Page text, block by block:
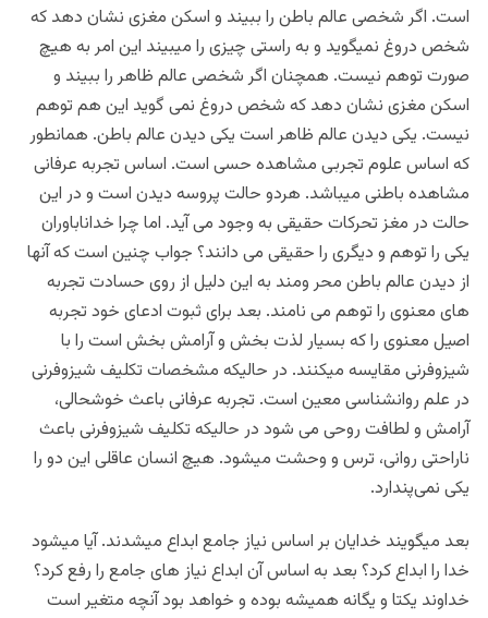
است. اگر شخصی عالم باطن را ببیند و اسکن مغزی نشان دهد که
شخص دروغ نمیگوید و به راستی چیزی را میبیند این امر به هیچ
صورت توهم نیست. همچنان اگر شخصی عالم ظاهر را ببیند و
اسکن مغزی نشان دهد که شخص دروغ نمی گوید این هم توهم
نیست. یکی دیدن عالم ظاهر است یکی دیدن عالم باطن. همانطور
که اساس علوم تجربی مشاهده حسی است. اساس تجربه عرفانی
مشاهده باطنی میباشد. هردو حالت پروسه دیدن است و در این
حالت در مغز تحرکات حقیقی به وجود می آید. اما چرا خداناباوران
یکی را توهم و دیگری را حقیقی می دانند؟ جواب چنین است که آنها
از دیدن عالم باطن محر ومند به این دلیل از روی حسادت تجربه
های معنوی را توهم می نامند. بعد برای ثبوت ادعای خود تجربه
اصیل معنوی را که بسیار لذت بخش و آرامش بخش است را با
شیزوفرنی مقایسه میکنند. در حالیکه مشخصات تکلیف شیزوفرنی
در علم روانشناسی معین است. تجربه عرفانی باعث خوشحالی،
آرامش و لطافت روحی می شود در حالیکه تکلیف شیزوفرنی باعث
ناراحتی روانی، ترس و وحشت میشود. هیچ انسان عاقلی این دو را
یکی نمی‌پندارد.
بعد میگویند خدایان بر اساس نیاز جامع ابداع میشدند. آیا میشود
خدا را ابداع کرد؟ بعد به اساس آن ابداع نیاز های جامع را رفع کرد؟
خداوند یکتا و یگانه همیشه بوده و خواهد بود آنچه متغیر است